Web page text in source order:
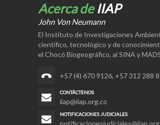
Acerca deIIAP
John Von Neumann
El Instituto de Investigaciones
científico, tecnológico y de
el Chocó Biogeográfico, al SINA y
+57 (4) 670 9126, +57 312 288
CONTÁCTENOS
iiap@iiap.org.co
NOTIFICACIONES JUDICIALES